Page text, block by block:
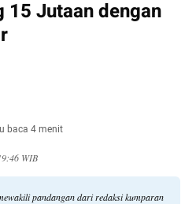
15 Jutaan dengan
baca 4 menit
WIB
pandangan dari redaksi kumparan